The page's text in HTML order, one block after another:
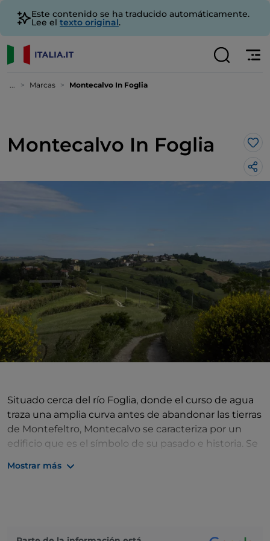
Este contenido se ha traducido automáticamente.
Lee el texto original.
... Marcas Montecalvo In Foglia
Montecalvo In Foglia Me
Situado cerca del río Foglia, donde el curso de agua
traza una amplia curva antes de abandonar las tierras
de Montefeltro, Montecalvo se caracteriza por un
edificio que es el símbolo de su pasado e historia. Se
Mostrar más